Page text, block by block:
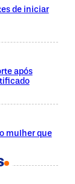
de iniciar
após
mulher que